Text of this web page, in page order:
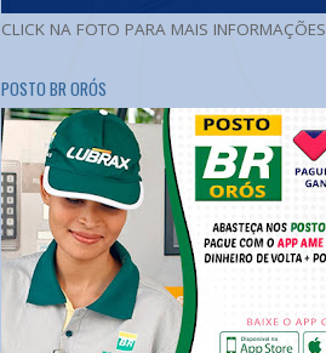
CLICK NA FOTO PARA MAIS INFORMAÇÕES
POSTO BR ORÓS